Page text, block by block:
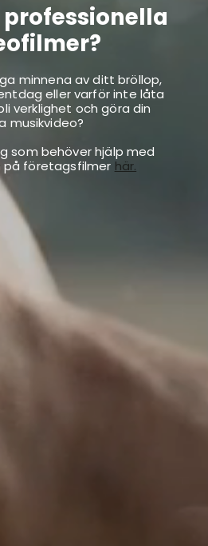
minnena av ditt bröllop,
eller varför inte låta
verklighet och göra din
musikvideo?
som behöver hjälp med
på företagsfilmer här.